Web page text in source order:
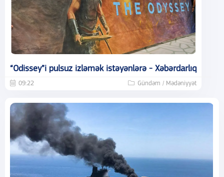
“Odissey”i pulsuz izləmək istəyənlərə - Xəbərdarlıq
09:22 Gündəm / Mədəniyyət